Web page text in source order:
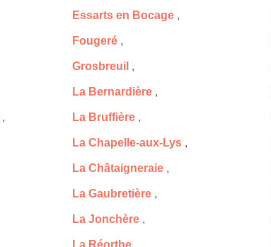
Essarts en Bocage ,
Fougeré ,
Grosbreuil ,
La Bernardière ,
, La Bruffière ,
La Chapelle-aux-Lys ,
La Châtaigneraie ,
La Gaubretière ,
La Jonchère ,
La Réorthe